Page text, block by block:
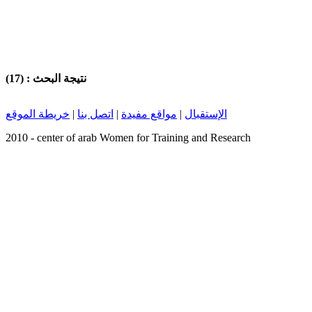
نتيجة البحث : (17)
الإستقبال | مواقع مفيدة | اتصل بنا | خريطة الموقع
2010 - center of arab Women for Training and Research